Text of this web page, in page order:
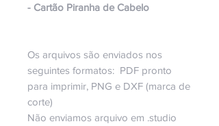
- Cartão Piranha de Cabelo
Os arquivos são enviados nos
seguintes formatos: PDF pronto
para imprimir, PNG e DXF (marca de
corte)
Não enviamos arquivo em .studio